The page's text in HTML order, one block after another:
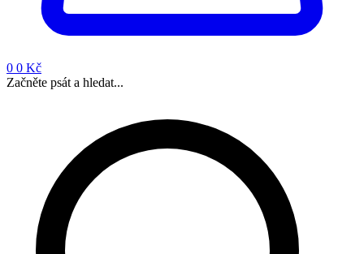
0 0 Kč
Začněte psát a hledat...